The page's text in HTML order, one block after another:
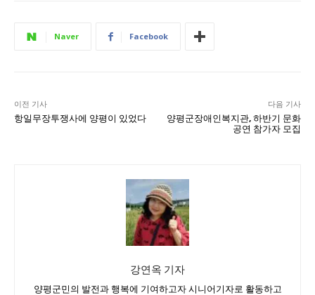
Naver Facebook
이전 기사
항일무장투쟁사에 양평이 있었다
다음 기사
양평군장애인복지관, 하반기 문화
공연 참가자 모집
강연옥 기자
양평군민의 발전과 행복에 기여하고자 시니어기자로 활동하고